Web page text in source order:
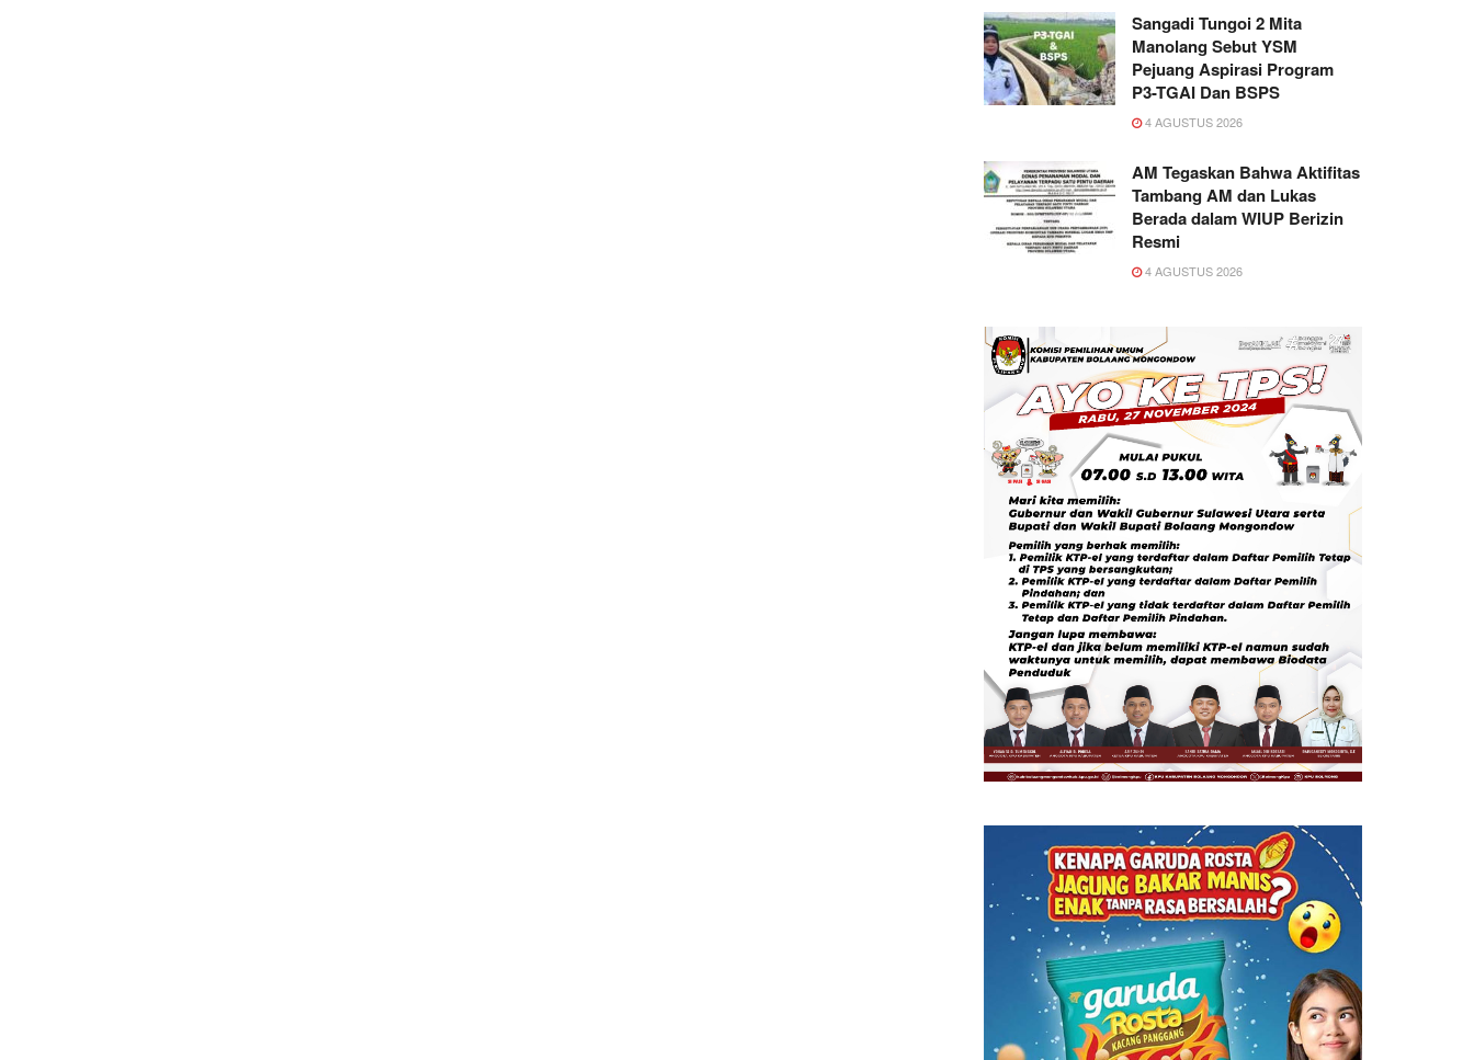
Sangadi Tungoi 2 Mita
Manolang Sebut YSM
Pejuang Aspirasi Program
P3-TGAI Dan BSPS
4 AGUSTUS 2026
AM Tegaskan Bahwa Aktifitas
Tambang AM dan Lukas
Berada dalam WIUP Berizin
Resmi
4 AGUSTUS 2026